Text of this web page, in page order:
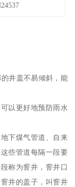
井盖不易倾斜，能
以更好地预防雨水
下煤气管道、自来
些管道每隔一段要
称为窨井，窨井口
井的盖子，叫窨井